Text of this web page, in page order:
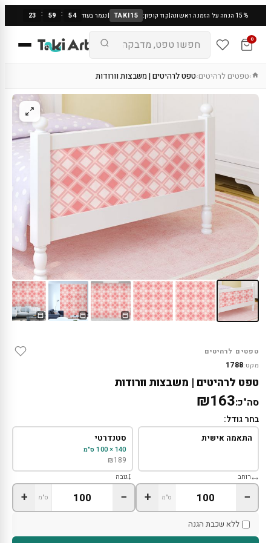
15% הנחה על הזמנה ראשונה |קוד קופון: TAKI15
|נגמר בעוד 23 : 59 : 53
0
›טפטים לרהיטים›טפט לרהיטים | משבצות וורודות
טפטים לרהיטים
מקט:1788
טפט לרהיטים | משבצות וורודות
סה"כ:₪163
בחר גודל:
התאמה אישית סטנדרטי
140 × 100 ס"מ
₪189
רוחב
− ס"מ +
גובה
− ס"מ +
ללא שכבת הגנה